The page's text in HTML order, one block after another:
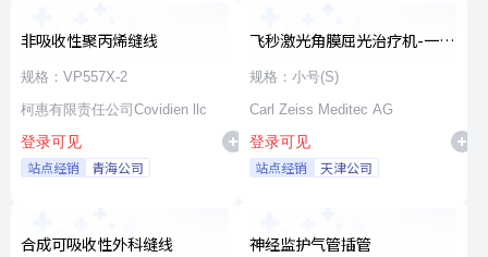
非吸收性聚丙烯缝线
规格：VP557X-2
柯惠有限责任公司Covidien llc
登录可见
站点经销 青海公司
飞秒激光角膜屈光治疗机-一次
性使用无菌治疗包
规格：小号(S)
Carl Zeiss Meditec AG
登录可见
站点经销 天津公司
合成可吸收性外科缝线 神经监护气管插管